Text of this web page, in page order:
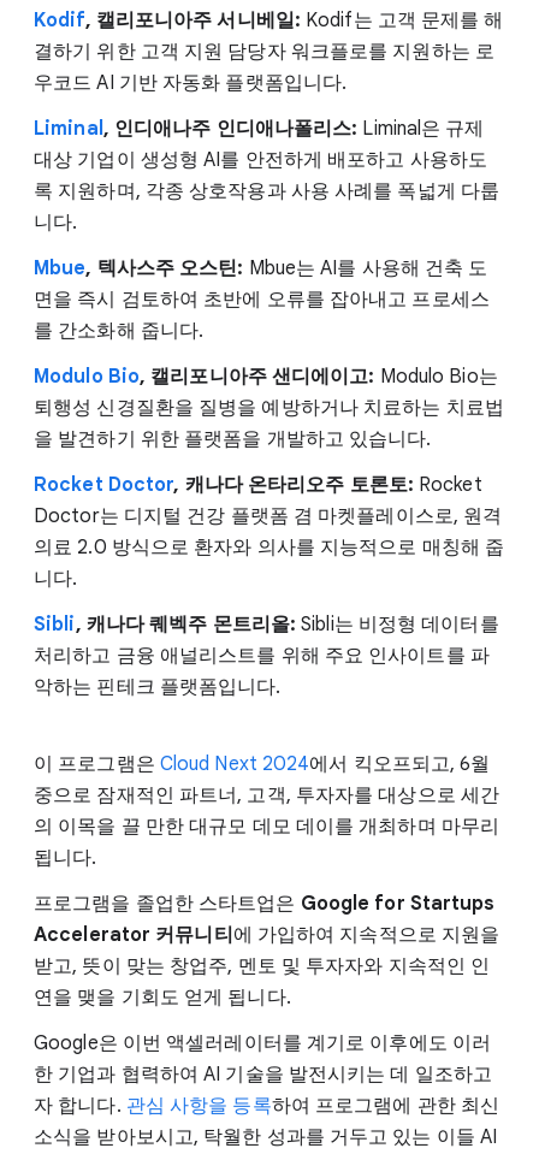
Kodif, 캘리포니아주 서니베일: Kodif는 고객 문제를 해
결하기 위한 고객 지원 담당자 워크플로를 지원하는 로
우코드 AI 기반 자동화 플랫폼입니다.
Liminal , 인디애나주 인디애나폴리스: Liminal은 규제
대상 기업이 생성형 AI를 안전하게 배포하고 사용하도
록 지원하며, 각종 상호작용과 사용 사례를 폭넓게 다룹
니다.
Mbue, 텍사스주 오스틴: Mbue는 AI를 사용해 건축 도
면을 즉시 검토하여 초반에 오류를 잡아내고 프로세스
를 간소화해 줍니다.
Modulo Bio, 캘리포니아주 샌디에이고: Modulo Bio는
퇴행성 신경질환을 질병을 예방하거나 치료하는 치료법
을 발견하기 위한 플랫폼을 개발하고 있습니다.
Rocket Doctor, 캐나다 온타리오주 토론토: Rocket
Doctor는 디지털 건강 플랫폼 겸 마켓플레이스로, 원격
의료 2.0 방식으로 환자와 의사를 지능적으로 매칭해 줍
니다.
Sibli, 캐나다 퀘벡주 몬트리올: Sibli는 비정형 데이터를
처리하고 금융 애널리스트를 위해 주요 인사이트를 파
악하는 핀테크 플랫폼입니다.
이 프로그램은 Cloud Next 2024에서 킥오프되고, 6월
중으로 잠재적인 파트너, 고객, 투자자를 대상으로 세간
의 이목을 끌 만한 대규모 데모 데이를 개최하며 마무리
됩니다.
프로그램을 졸업한 스타트업은 Google for Startups
Accelerator 커뮤니티에 가입하여 지속적으로 지원을
받고, 뜻이 맞는 창업주, 멘토 및 투자자와 지속적인 인
연을 맺을 기회도 얻게 됩니다.
Google은 이번 액셀러레이터를 계기로 이후에도 이러
한 기업과 협력하여 AI 기술을 발전시키는 데 일조하고
자 합니다. 관심 사항을 등록하여 프로그램에 관한 최신
소식을 받아보시고, 탁월한 성과를 거두고 있는 이들 AI